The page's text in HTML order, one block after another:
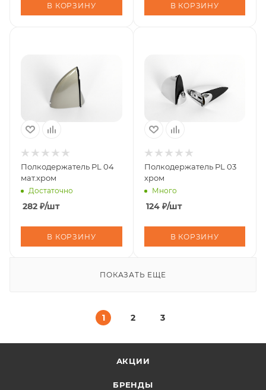
В КОРЗИНУ В КОРЗИНУ
Полкодержатель PL 04
мат.хром
Достаточно
282 ₽/шт
В КОРЗИНУ
Полкодержатель PL 03
хром
Много
124₽/шт
В КОРЗИНУ
ПОКАЗАТЬ ЕЩЕ
1 2 3
АКЦИИ
БРЕНДЫ